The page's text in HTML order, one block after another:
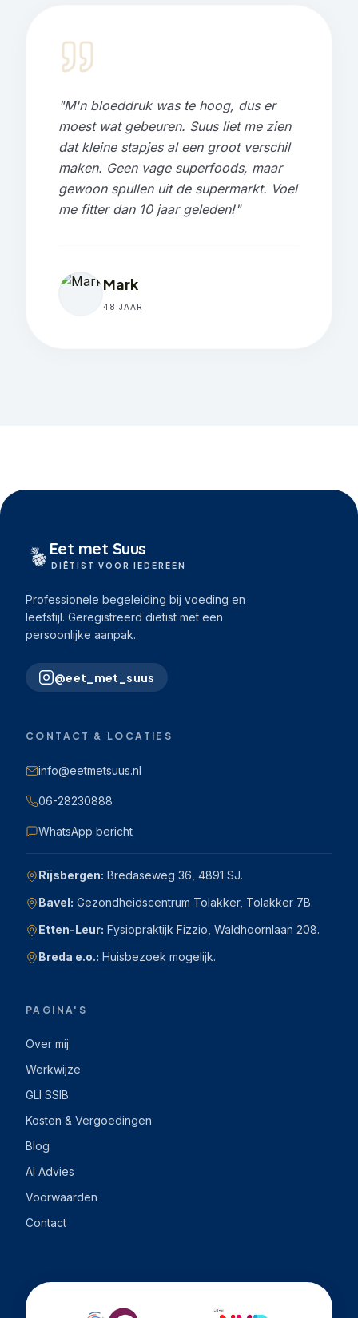
"M'n bloeddruk was te hoog, dus er
moest wat gebeuren. Suus liet me zien
dat kleine stapjes al een groot verschil
maken. Geen vage superfoods, maar
gewoon spullen uit de supermarkt. Voel
me fitter dan 10 jaar geleden!"
Mark
48 JAAR
Eet met Suus
DIËTIST VOOR IEDEREEN
Professionele begeleiding bij voeding en
leefstijl. Geregistreerd diëtist met een
persoonlijke aanpak.
@eet_met_suus
CONTACT & LOCATIES
info@eetmetsuus.nl
06-28230888
WhatsApp bericht
Rijsbergen: Bredaseweg 36, 4891 SJ.
Bavel: Gezondheidscentrum Tolakker, Tolakker 7B.
Etten-Leur: Fysiopraktijk Fizzio, Waldhoornlaan 208.
Breda e.o.: Huisbezoek mogelijk.
PAGINA'S
Over mij
Werkwijze
GLI SSIB
Kosten & Vergoedingen
Blog
AI Advies
Voorwaarden
Contact